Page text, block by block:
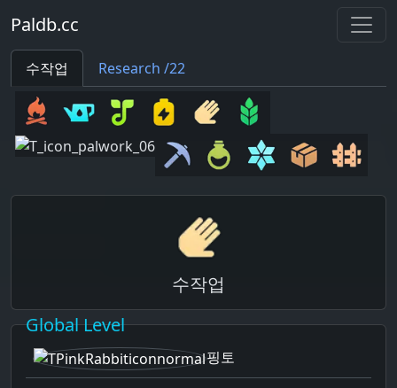
Paldb.cc
수작업 Research /22
수작업
Global Level
핑토